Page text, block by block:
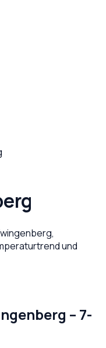
,
und
– 7-